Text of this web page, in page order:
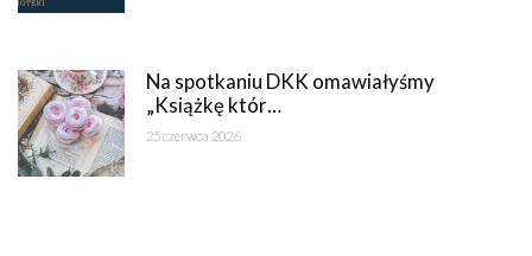
Na spotkaniu DKK omawiałyśmy
„Książkę któr…
25 czerwca 2026